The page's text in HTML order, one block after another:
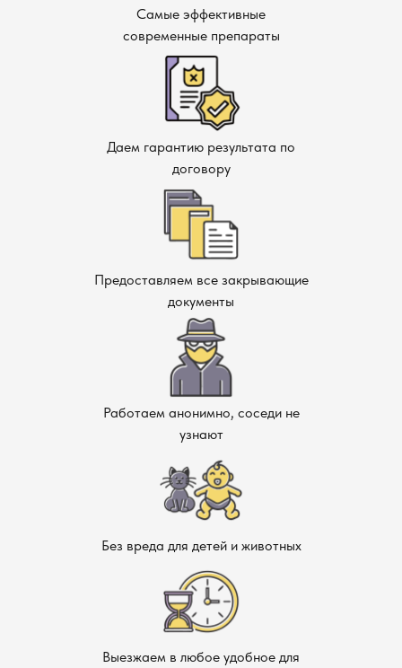
Самые эффективные
современные препараты
Даем гарантию результата по
договору
Предоставляем все закрывающие
документы
Работаем анонимно, соседи не
узнают
Без вреда для детей и животных
Выезжаем в любое удобное для